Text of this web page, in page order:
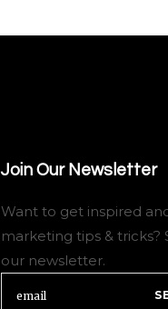
Join Our Newsletter
Want to get inspired
marketing tips & tricks?
our newsletter.